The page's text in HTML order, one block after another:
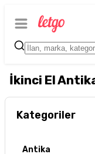
İkinci El
Kategoriler
Antika